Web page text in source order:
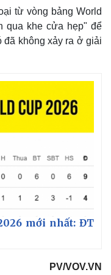
từ vòng bảng World
qua khe cửa hẹp" để
không xảy ra ở giải
mới nhất: ĐT
PV/VOV.VN